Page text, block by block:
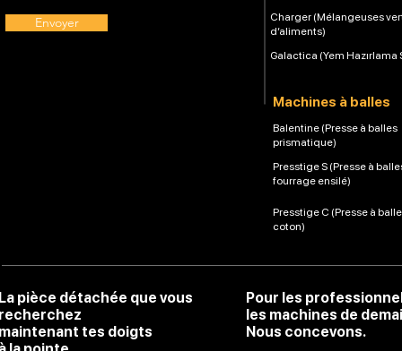
Envoyer
Charger (Mélangeuses
d’aliments)
Galactica (Yem Hazırlama
Machines à balles
Balentine (Presse à balles
prismatique)
Presstige S (Presse à
fourrage ensilé)
Presstige C (Presse à
coton)
pièce détachée que vous
tes doigts
Pour les
les machines de
Nous concevons.